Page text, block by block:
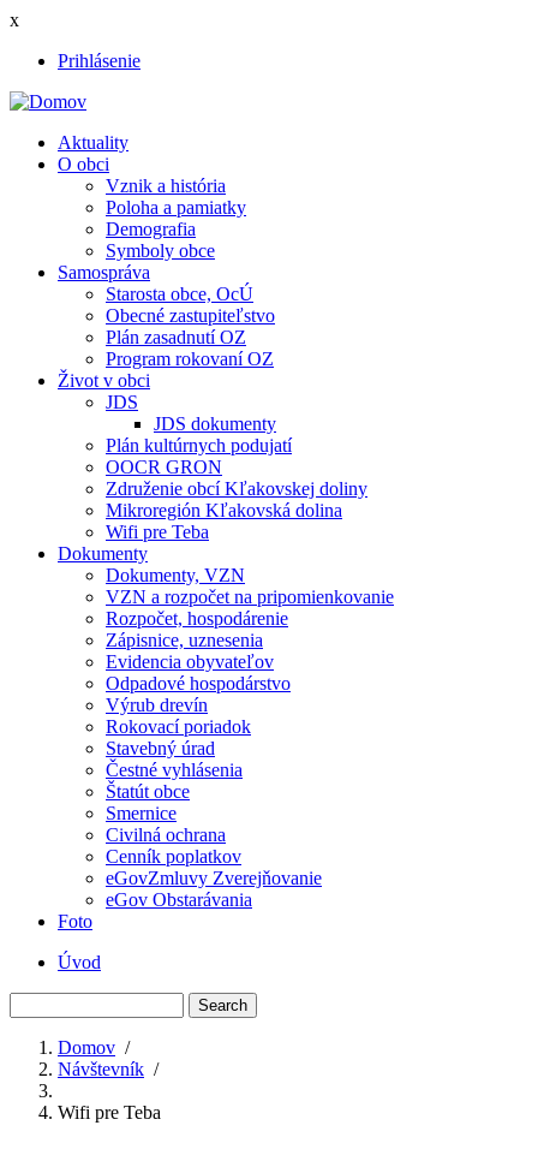
Skočiť
hlavný
x
User
menu
Prihlásenie
Main
navigation
Aktuality
O obci
Vznik a história
Poloha a pamiatky
Demografia
Symboly obce
Samospráva
Starosta obce, OcÚ
Obecné zastupiteľstvo
Plán zasadnutí OZ
Program rokovaní OZ
Život v obci
JDS
JDS dokumenty
Plán kultúrnych podujatí
OOCR GRON
Združenie obcí Kľakovskej doliny
Mikroregión Kľakovská dolina
Wifi pre Teba
Dokumenty
Dokumenty, VZN
VZN a rozpočet na pripomienkovanie
Rozpočet, hospodárenie
Zápisnice, uznesenia
Evidencia obyvateľov
Odpadové hospodárstvo
Výrub drevín
Rokovací poriadok
Stavebný úrad
Čestné vyhlásenia
Štatút obce
Smernice
Civilná ochrana
Cenník poplatkov
eGovZmluvy Zverejňovanie
eGov Obstarávania
Foto
Menu
second
Úvod
Breadcrumb
Domov /
Návštevník /
Wifi pre Teba